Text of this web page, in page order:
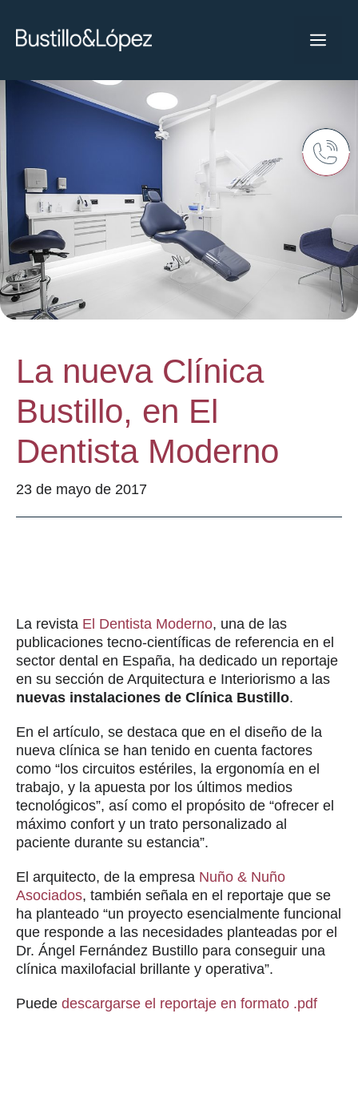
La nueva Clínica
Bustillo, en El
Dentista Moderno
23 de mayo de 2017
La revista El Dentista Moderno, una de las
publicaciones tecno-científicas de referencia en el
sector dental en España, ha dedicado un reportaje
en su sección de Arquitectura e Interiorismo a las
nuevas instalaciones de Clínica Bustillo.
En el artículo, se destaca que en el diseño de la
nueva clínica se han tenido en cuenta factores
como “los circuitos estériles, la ergonomía en el
trabajo, y la apuesta por los últimos medios
tecnológicos”, así como el propósito de “ofrecer el
máximo confort y un trato personalizado al
paciente durante su estancia”.
El arquitecto, de la empresa Nuño & Nuño
Asociados, también señala en el reportaje que se
ha planteado “un proyecto esencialmente funcional
que responde a las necesidades planteadas por el
Dr. Ángel Fernández Bustillo para conseguir una
clínica maxilofacial brillante y operativa”.
Puede descargarse el reportaje en formato .pdf